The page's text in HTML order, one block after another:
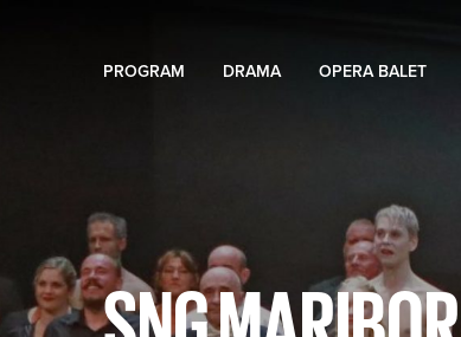
PROGRAM DRAMA OPERA BALET